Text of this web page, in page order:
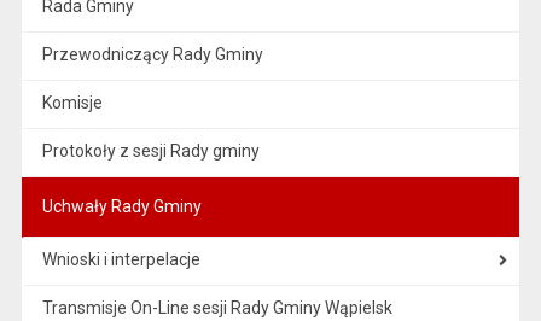
Rada Gminy
Przewodniczący Rady Gminy
Komisje
Protokoły z sesji Rady gminy
Uchwały Rady Gminy
Wnioski i interpelacje
Transmisje On-Line sesji Rady Gminy Wąpielsk